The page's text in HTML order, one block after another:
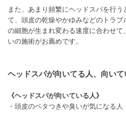
また、あまり頻繁にヘッドスパを行
て、頭皮の乾燥やかゆみなどのトラ
の細胞が生まれ変わる速度に合わせて
いの施術がお薦めです。
ヘッドスパが向いてる人、向いて
《ヘッドスパが向いている人》
・頭皮のベタつきや臭いが気になる人